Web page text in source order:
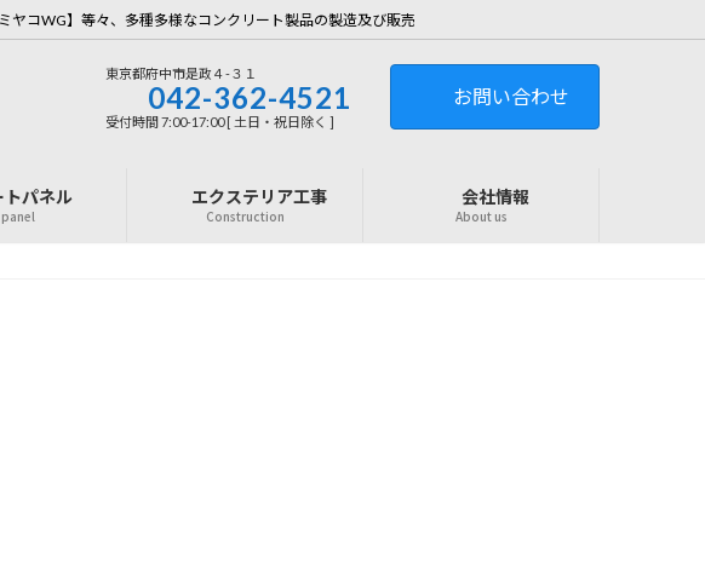
コWG】等々、多種多様なコンクリート製品の製造及び販売
東京都府中市是政４-３１
042-362-4521
受付時間 7:00-17:00 [ 土日・祝日除く ]
お問い合わせ
トパネル エクステリア工事
Construction
会社情報
About us